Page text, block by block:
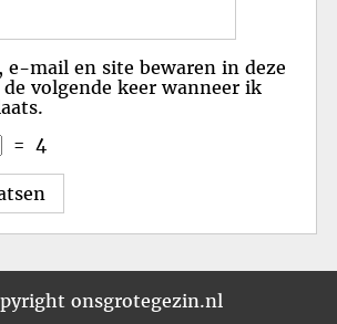
e-mail en site bewaren in deze
volgende keer wanneer ik
= 4
onsgrotegezin.nl